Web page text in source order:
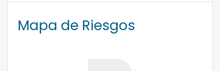
Mapa de Riesgos